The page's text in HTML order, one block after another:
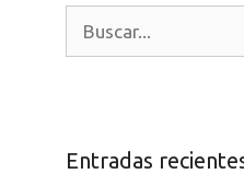
Entradas